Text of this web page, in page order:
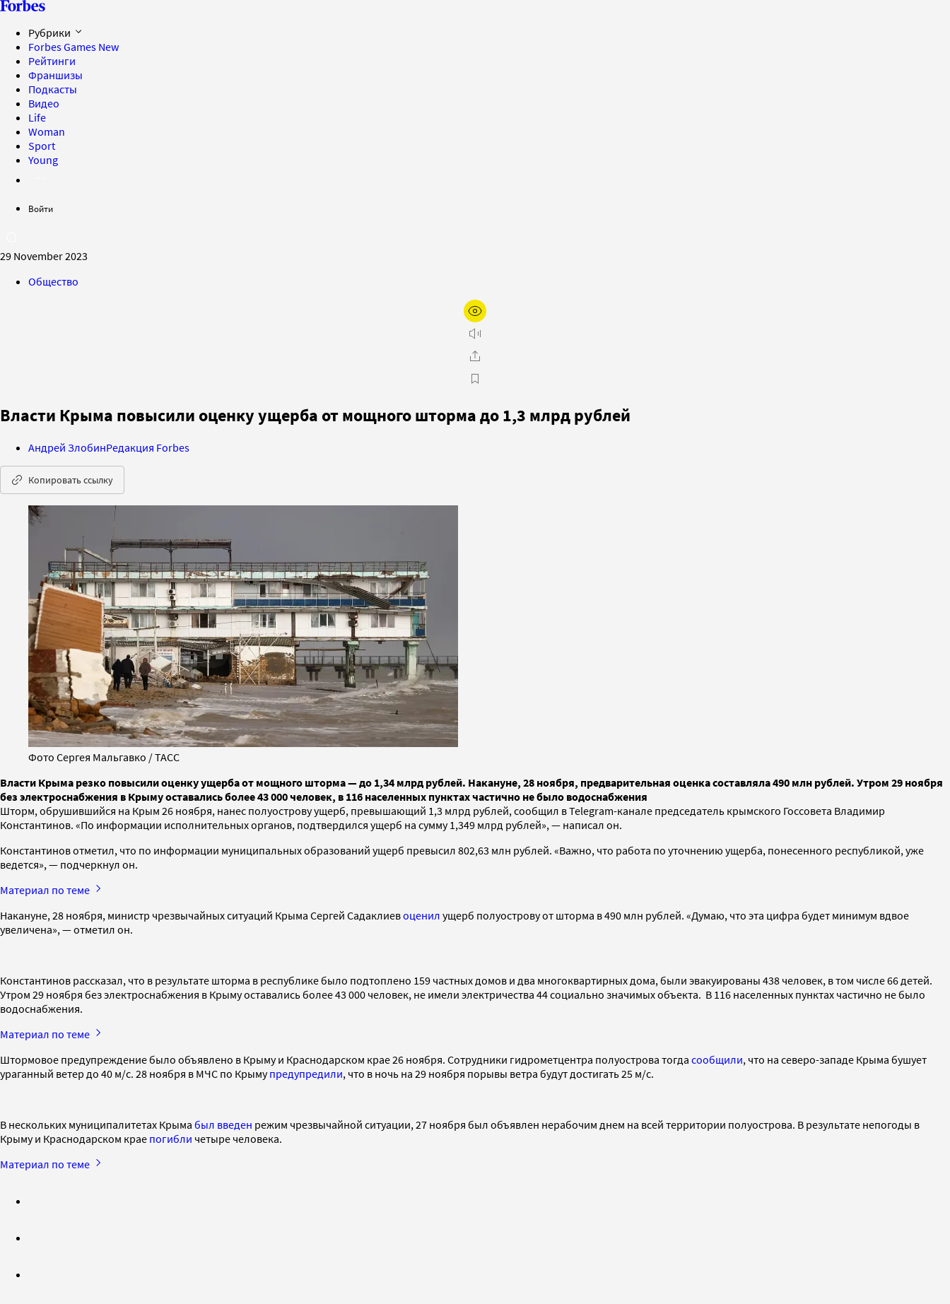
Рубрики
Forbes Games New
Рейтинги
Франшизы
Подкасты
Видео
Life
Woman
Sport
Young
Войти
29 November 2023
Общество
Власти Крыма повысили оценку ущерба от мощного шторма до 1,3 млрд рублей
Андрей ЗлобинРедакция Forbes
Копировать ссылку
Фото Сергея Мальгавко / ТАСС
Власти Крыма резко повысили оценку ущерба от мощного шторма — до 1,34 млрд рублей. Накануне, 28 ноября, предварительная оценка составляла 490 млн рублей. Утром 29 ноября
без электроснабжения в Крыму оставались более 43 000 человек, в 116 населенных пунктах частично не было водоснабжения
Шторм, обрушившийся на Крым 26 ноября, нанес полуострову ущерб, превышающий 1,3 млрд рублей, сообщил в Telegram-канале председатель крымского Госсовета Владимир
Константинов. «По информации исполнительных органов, подтвердился ущерб на сумму 1,349 млрд рублей», — написал он.
Константинов отметил, что по информации муниципальных образований ущерб превысил 802,63 млн рублей. «Важно, что работа по уточнению ущерба, понесенного республикой, уже
ведется», — подчеркнул он.
Материал по теме
Накануне, 28 ноября, министр чрезвычайных ситуаций Крыма Сергей Садаклиевоценил ущерб полуострову от шторма в 490 млн рублей. «Думаю, что эта цифра будет минимум вдвое
увеличена», — отметил он.
Константинов рассказал, что в результате шторма в республике было подтоплено 159 частных домов и два многоквартирных дома, были эвакуированы 438 человек, в том числе 66 детей.
Утром 29 ноября без электроснабжения в Крыму оставались более 43 000 человек, не имели электричества 44 социально значимых объекта. В 116 населенных пунктах частично не было
водоснабжения.
Материал по теме
Штормовое предупреждение было объявлено в Крыму и Краснодарском крае 26 ноября. Сотрудники гидрометцентра полуострова тогда сообщили, что на северо-западе Крыма бушует
ураганный ветер до 40 м/с. 28 ноября в МЧС по Крымупредупредили, что в ночь на 29 ноября порывы ветра будут достигать 25 м/с.
В нескольких муниципалитетах Крыма был введен режим чрезвычайной ситуации, 27 ноября был объявлен нерабочим днем на всей территории полуострова. В результате непогоды в
Крыму и Краснодарском крае погибли четыре человека.
Материал по теме